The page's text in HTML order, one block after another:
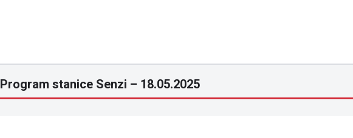
Program stanice Senzi – 18.05.2025